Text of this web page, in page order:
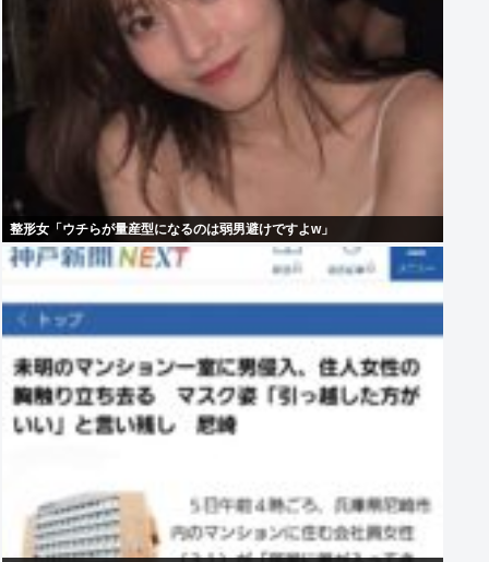
整形女「ウチらが量産型になるのは弱男避けですよw」